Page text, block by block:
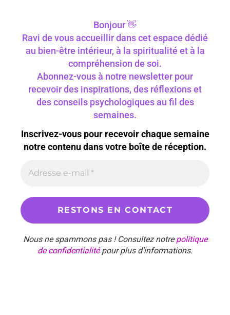
Bonjour 👋
Ravi de vous accueillir dans cet espace dédié
au bien-être intérieur, à la spiritualité et à la
compréhension de soi.
Abonnez-vous à notre newsletter pour
recevoir des inspirations, des réflexions et
des conseils psychologiques au fil des
semaines.
Inscrivez-vous pour recevoir chaque semaine
notre contenu dans votre boîte de réception.
Nous ne spammons pas ! Consultez notrepolitique
de confidentialitépour plus d’informations.